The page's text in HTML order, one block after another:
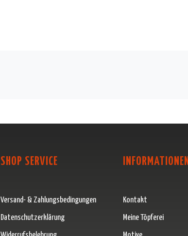
SHOP SERVICE
Versand- & Zahlungsbedingungen
Datenschutzerklärung
INFORMATIONEN
Kontakt
Meine Töpferei